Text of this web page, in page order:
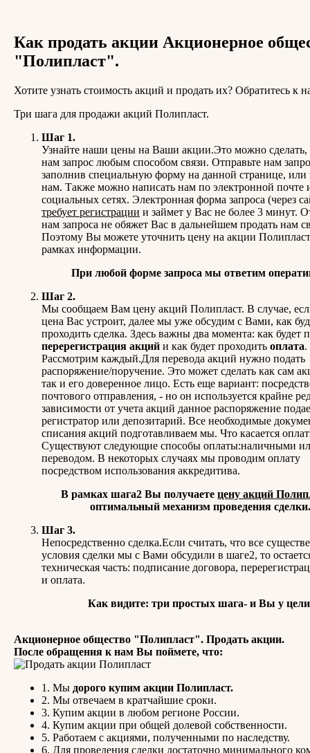
Как продать акции Акционерное
"Полипласт".
Хотите узнать стоимость акций и продать их? Обратитесь к
Три шага для продажи акций Полипласт.
Шаг 1.
Узнайте наши цены на Ваши акции.Это можно сделать,
нам запрос любым способом связи. Отправьте нам
заполнив специальную форму на данной странице, или
нам. Также можно написать нам по электронной почте
социальных сетях. Электронная форма запроса (через
требует регистрации и займет у Вас не более 3 минут.
нам запроса не обяжет Вас в дальнейшем продать нам
Поэтому Вы можете уточнить цену на акции
рамках информации.
При любой форме запроса мы ответим
Шаг 2.
Мы сообщаем Вам цену акций Полипласт. В случае,
цена Вас устроит, далее мы уже обсудим с Вами, как
проходить сделка. Здесь важны два момента: как будет
перерегистрация акций и как будет проходить оплата.
Рассмотрим каждый.Для перевода акций нужно подать
распоряжение/поручение. Это может сделать как сам
так и его доверенное лицо. Есть еще вариант:
почтового отправления, - но он используется крайне
зависимости от учета акций данное распоряжение
регистратор или депозитарий. Все необходимые
списания акций подготавливаем мы. Что касается
Существуют следующие способы оплаты:наличными
переводом. В некоторых случаях мы проводим оплату
посредством использования аккредитива.
В рамках шага2 Вы получаетецену акций
оптимальный механизм проведения
Шаг 3.
Непосредственно сделка.Если считать, что все
условия сделки мы с Вами обсудили в шаге2, то
техническая часть: подписание договора,
и оплата.
Как видите: три простых шага- и Вы у
Акционерное общество "Полипласт". Продать акции.
После обращения к нам Вы поймете, что:
1. Мы дорого купим акции Полипласт.
2. Мы отвечаем в кратчайшие сроки.
3. Купим акции в любом регионе России.
4. Купим акции при общей долевой собственности.
5. Работаем с акциями, полученными по наследству.
6. Для проведения сделки достаточно минимального